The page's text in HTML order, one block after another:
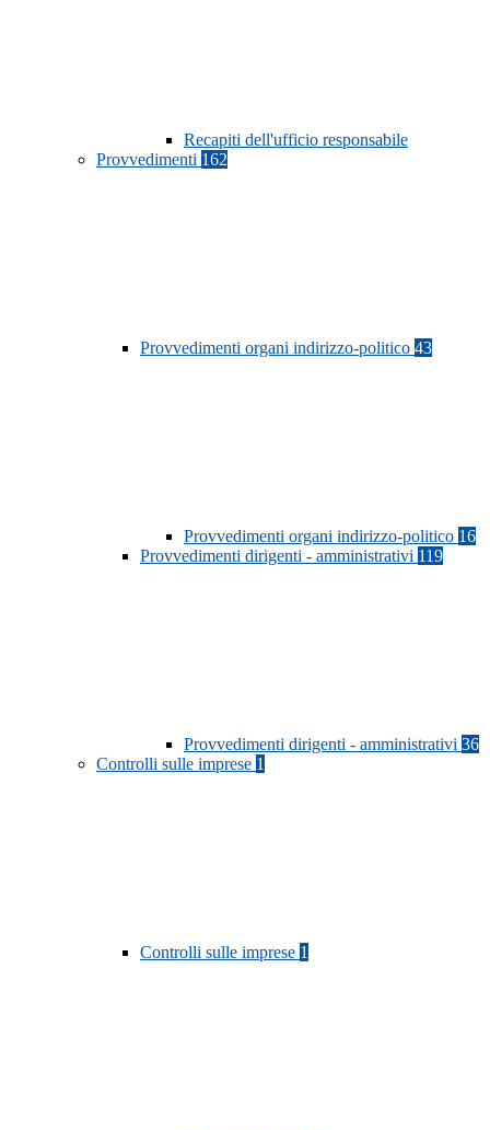
Recapiti dell'ufficio responsabile
Provvedimenti 162
Provvedimenti organi indirizzo-politico 43
Provvedimenti organi indirizzo-politico 16
Provvedimenti dirigenti - amministrativi 119
Provvedimenti dirigenti - amministrativi 36
Controlli sulle imprese 1
Controlli sulle imprese 1